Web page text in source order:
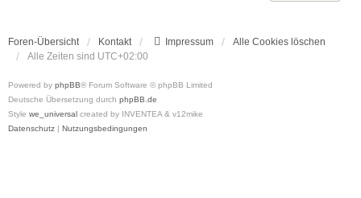
Foren-Übersicht Kontakt Impressum
Alle Cookies löschen
Alle Zeiten sind UTC+02:00
Powered by phpBB® Forum Software © phpBB Limited
Deutsche Übersetzung durch phpBB.de
Style we_universal created by INVENTEA & v12mike
Datenschutz | Nutzungsbedingungen